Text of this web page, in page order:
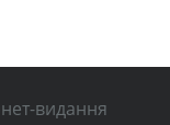
видання